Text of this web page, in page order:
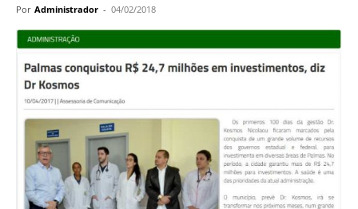
Por Administrador - 04/02/2018